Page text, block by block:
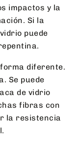
impactos y la
Si la
puede
diferente.
Se puede
de vidrio
fibras con
la resistencia